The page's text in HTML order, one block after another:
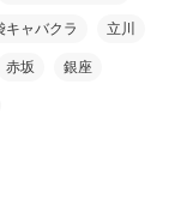
キャバクラ 立川
赤坂 銀座